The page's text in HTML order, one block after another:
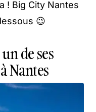
! Big City Nantes
😉
de ses
Nantes